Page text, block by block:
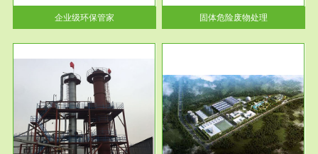
企业级环保管家
活动中...
固体危险废物处理
服务范围
市政固废处理
蔚蓝生态环境科技所从事的市政